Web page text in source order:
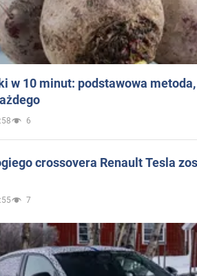
w 10 minut: podstawowa
6
crossovera Renault Tesla
7